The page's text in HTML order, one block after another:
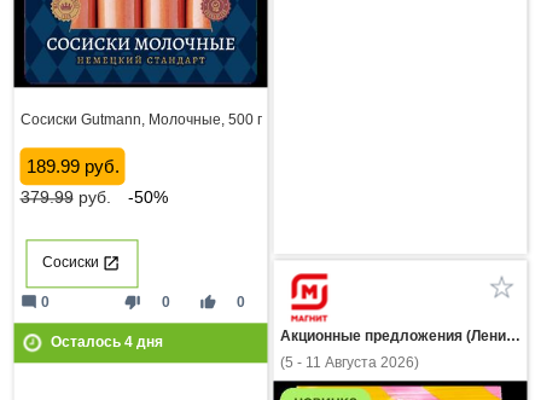
Сосиски Gutmann, Молочные, 500 г
189.99 руб.
379.99руб. -50%
Сосиски
thumb_down 0 thumb_up 0
mode_comment 0
Осталось 4дня
Акционные предложения (Ленинградская область)
(5 - 11 Августа 2026)